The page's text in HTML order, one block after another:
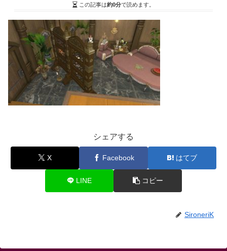
この記事は約0分で読めます。
シェアする
X Facebook はてブ
LINE コピー
SironeriK